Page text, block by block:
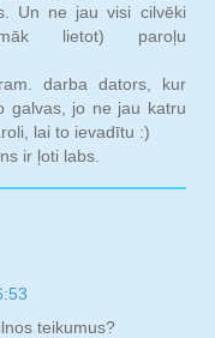
Un ne jau visi cilvēki
lietot) paroļu
darba dators, kur
galvas, jo ne jau katru
lai to ievadītu :)
ir ļoti labs.
teikumus?